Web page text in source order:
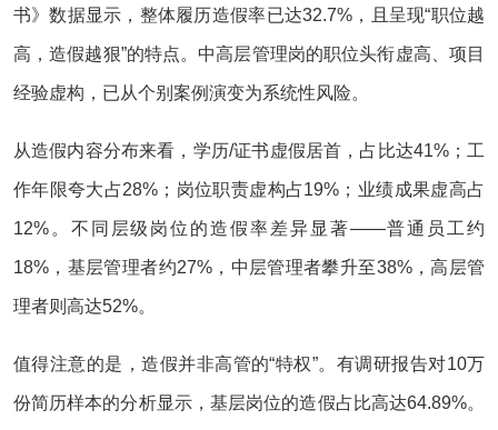
书》数据显示，整体履历造假率已达32.7%，且呈现“职位越
高，造假越狠”的特点。中高层管理岗的职位头衔虚高、项目
经验虚构，已从个别案例演变为系统性风险。
从造假内容分布来看，学历/证书虚假居首，占比达41%；工
作年限夸大占28%；岗位职责虚构占19%；业绩成果虚高占
12%。不同层级岗位的造假率差异显著——普通员工约
18%，基层管理者约27%，中层管理者攀升至38%，高层管
理者则高达52%。
值得注意的是，造假并非高管的“特权”。有调研报告对10万
份简历样本的分析显示，基层岗位的造假占比高达64.89%。